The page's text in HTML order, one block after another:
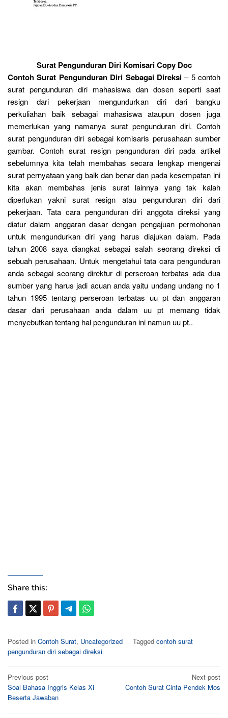
Surat Pengunduran Diri Komisari Copy Doc
Contoh Surat Pengunduran Diri Sebagai Direksi– 5 contoh
surat pengunduran diri mahasiswa dan dosen seperti saat
resign dari pekerjaan mengundurkan diri dari bangku
perkuliahan baik sebagai mahasiswa ataupun dosen juga
memerlukan yang namanya surat pengunduran diri. Contoh
surat pengunduran diri sebagai komisaris perusahaan sumber
gambar. Contoh surat resign pengunduran diri pada artikel
sebelumnya kita telah membahas secara lengkap mengenai
surat pernyataan yang baik dan benar dan pada kesempatan ini
kita akan membahas jenis surat lainnya yang tak kalah
diperlukan yakni surat resign atau pengunduran diri dari
pekerjaan. Tata cara pengunduran diri anggota direksi yang
diatur dalam anggaran dasar dengan pengajuan permohonan
untuk mengundurkan diri yang harus diajukan dalam. Pada
tahun 2008 saya diangkat sebagai salah seorang direksi di
sebuah perusahaan. Untuk mengetahui tata cara pengunduran
anda sebagai seorang direktur di perseroan terbatas ada dua
sumber yang harus jadi acuan anda yaitu undang undang no 1
tahun 1995 tentang perseroan terbatas uu pt dan anggaran
dasar dari perusahaan anda dalam uu pt memang tidak
menyebutkan tentang hal pengunduran ini namun uu pt..
Share this:
Posted in Contoh Surat, Uncategorized Tagged contoh surat
pengunduran diri sebagai direksi
Post
navigation
Previous post
Soal Bahasa Inggris Kelas Xi
Beserta Jawaban
Next post
Contoh Surat Cinta Pendek Mos